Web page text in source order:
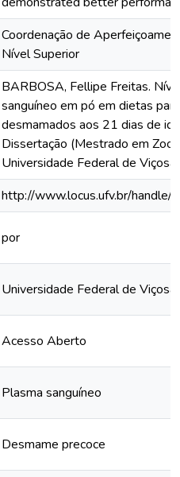
Coordenação de
Nível Superior
BARBOSA, Fellipe Freitas.
sanguíneo em pó em dietas
desmamados aos 21 dias de
Dissertação (Mestrado em
Universidade Federal de
http://www.locus.ufv.br/
por
Universidade Federal de Viçosa
Acesso Aberto
Plasma sanguíneo
Desmame precoce